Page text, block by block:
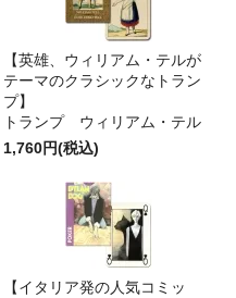
【英雄、ウィリアム・テルが
テーマのクラシックなトラン
プ】
トランプ ウィリアム・テル
1,760円(税込)
【イタリア発の人気コミッ